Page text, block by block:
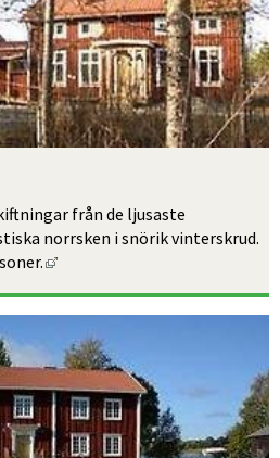
från de ljusaste
norrsken i snörik vinterskrud.
Länk till annan webbplats,